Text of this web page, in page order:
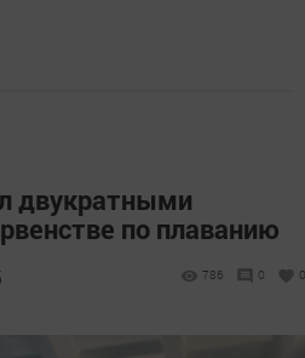
двукратными
по плаванию
786 0 0